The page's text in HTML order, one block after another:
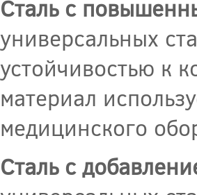
Сталь с
универсальных
устойчивостью к
материал
медицинского
Сталь с